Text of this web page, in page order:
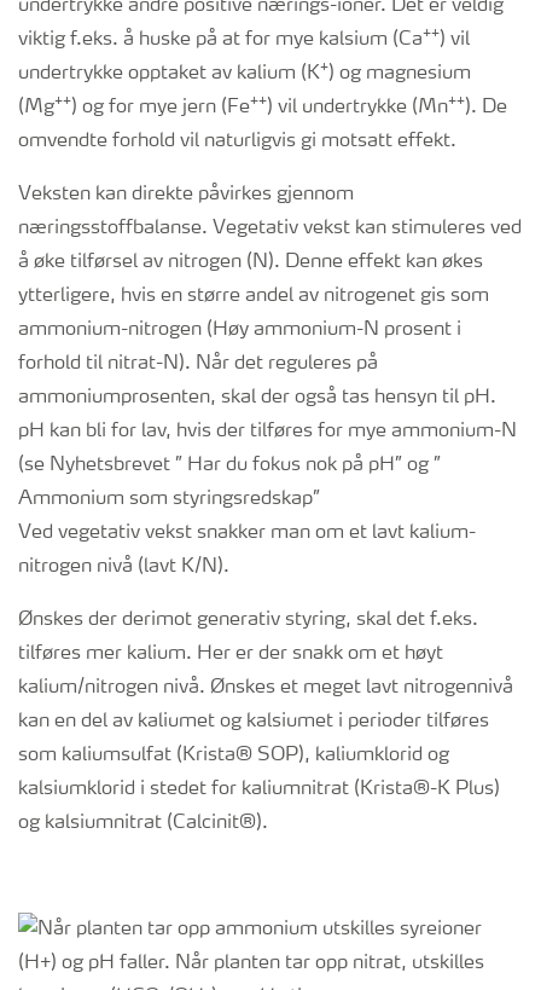
undertrykke andre positive nærings-ioner. Det er veldig
viktig f.eks. å huske på at for mye kalsium (Ca++) vil
undertrykke opptaket av kalium (K+) og magnesium
(Mg++) og for mye jern (Fe++) vil undertrykke (Mn++). De
omvendte forhold vil naturligvis gi motsatt effekt.
Veksten kan direkte påvirkes gjennom
næringsstoffbalanse. Vegetativ vekst kan stimuleres ved
å øke tilførsel av nitrogen (N). Denne effekt kan økes
ytterligere, hvis en større andel av nitrogenet gis som
ammonium-nitrogen (Høy ammonium-N prosent i
forhold til nitrat-N). Når det reguleres på
ammoniumprosenten, skal der også tas hensyn til pH.
pH kan bli for lav, hvis der tilføres for mye ammonium-N
(se Nyhetsbrevet ” Har du fokus nok på pH” og ”
Ammonium som styringsredskap”
Ved vegetativ vekst snakker man om et lavt kalium-
nitrogen nivå (lavt K/N).
Ønskes der derimot generativ styring, skal det f.eks.
tilføres mer kalium. Her er der snakk om et høyt
kalium/nitrogen nivå. Ønskes et meget lavt nitrogennivå
kan en del av kaliumet og kalsiumet i perioder tilføres
som kaliumsulfat (Krista® SOP), kaliumklorid og
kalsiumklorid i stedet for kaliumnitrat (Krista®-K Plus)
og kalsiumnitrat (Calcinit®).